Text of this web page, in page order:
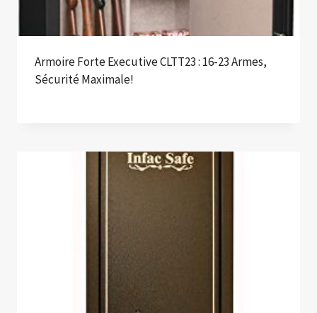
Armoire Forte Executive CLTT23 : 16-23 Armes,
Sécurité Maximale!